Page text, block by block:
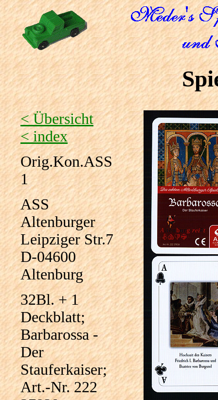
< Übersicht
< index
Orig.Kon.ASS
1
ASS
Altenburger
Leipziger Str.7
D-04600
Altenburg
32Bl. + 1
Deckblatt;
Barbarossa -
Der
Stauferkaiser;
Art.-Nr. 222